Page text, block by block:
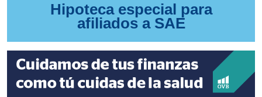
Hipoteca especial para
afiliados a SAE